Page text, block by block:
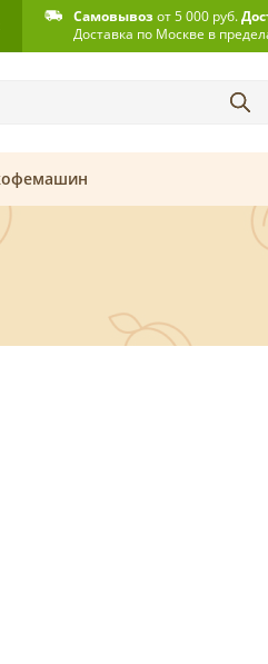
Самовывозот 5 000 руб.
Доставка по Москве в